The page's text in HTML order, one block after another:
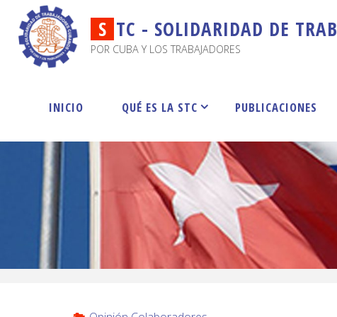
S TC - SOLIDARIDAD DE TRAB
POR CUBA Y LOS TRABAJADORES
INICIO QUÉ ES LA STC PUBLICACIONES